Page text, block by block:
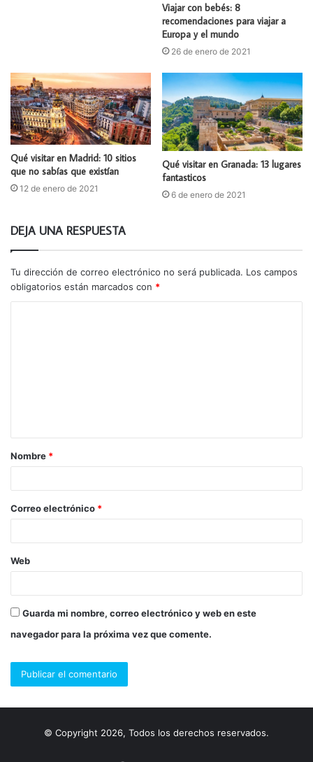
Viajar con bebés: 8
recomendaciones para viajar a
Europa y el mundo
26 de enero de 2021
Qué visitar en Madrid: 10 sitios
que no sabías que existían
12 de enero de 2021
Qué visitar en Granada: 13 lugares
fantasticos
6 de enero de 2021
DEJA UNA RESPUESTA
Tu dirección de correo electrónico no será publicada. Los campos
obligatorios están marcados con *
a
r
*
Nombre *
Correo electrónico *
Web
Guarda mi nombre, correo electrónico y web en este
navegador para la próxima vez que comente.
© Copyright 2026, Todos los derechos reservados.